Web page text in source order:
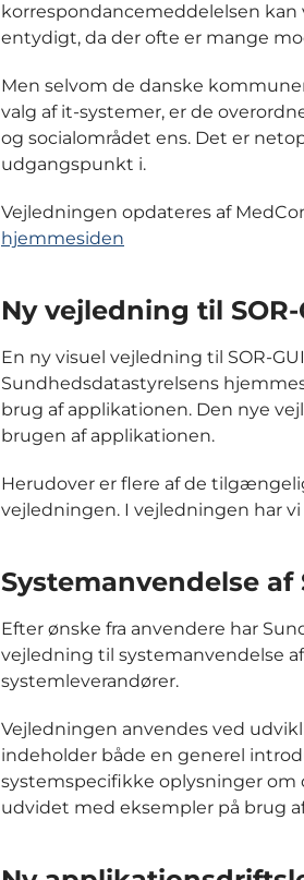
korrespondancemeddelelsen
entydigt, da der ofte er mange
Men selvom de danske
valg af it-systemer, er de
og socialområdet ens. Det er
udgangspunkt i.
Vejledningen opdateres af
hjemmesiden
Ny vejledning til
En ny visuel vejledning til SOR-
Sundhedsdatastyrelsens
brug af applikationen. Den nye
brugen af applikationen.
Herudover er flere af de
vejledningen. I vejledningen har
Systemanvendelse af
Efter ønske fra anvendere har
vejledning til systemanvendelse
systemleverandører.
Vejledningen anvendes ved
indeholder både en generel
systemspecifikke oplysninger om
udvidet med eksempler på brug